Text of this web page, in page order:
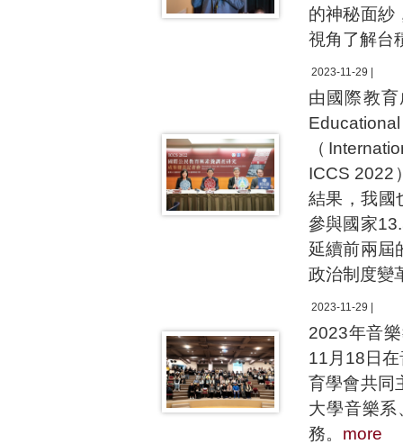
的神秘面紗
視角了解台
2023-11-29 |
由國際教
（
ICCS 2022
結果，我國
參與國家
延續前兩屆
政治制度變
2023-11-29 |
2023年音
11月18日
育學會共同
大學音樂
務。 more